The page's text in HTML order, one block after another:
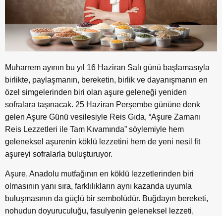
Muharrem ayının bu yıl 16 Haziran Salı günü başlamasıyla
birlikte, paylaşmanın, bereketin, birlik ve dayanışmanın en
özel simgelerinden biri olan aşure geleneği yeniden
sofralara taşınacak. 25 Haziran Perşembe gününe denk
gelen Aşure Günü vesilesiyle Reis Gıda, “Aşure Zamanı
Reis Lezzetleri ile Tam Kıvamında” söylemiyle hem
geleneksel aşurenin köklü lezzetini hem de yeni nesil fit
aşureyi sofralarla buluşturuyor.
Aşure, Anadolu mutfağının en köklü lezzetlerinden biri
olmasının yanı sıra, farklılıkların aynı kazanda uyumla
buluşmasının da güçlü bir sembolüdür. Buğdayın bereketi,
nohudun doyuruculuğu, fasulyenin geleneksel lezzeti,